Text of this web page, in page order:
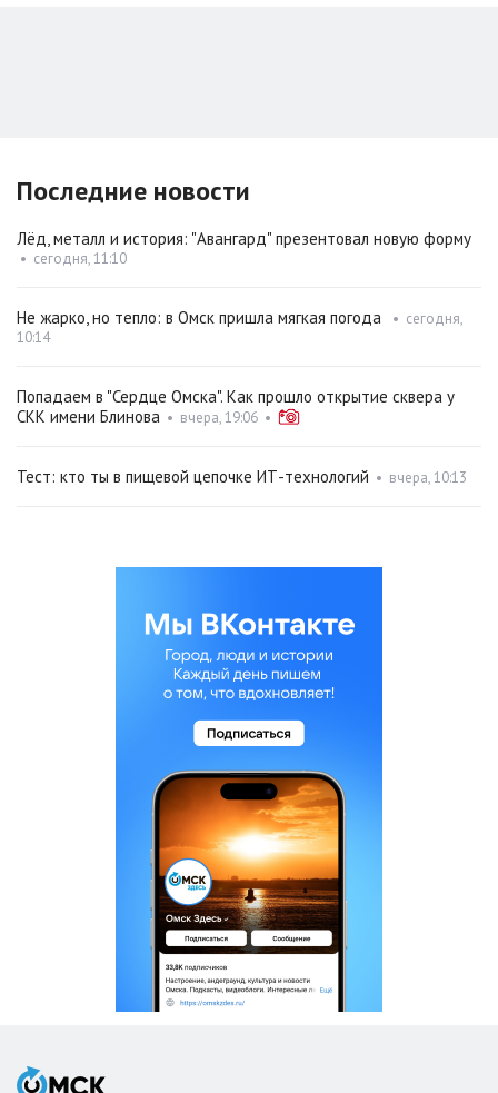
Последние новости
Лёд, металл и история: "Авангард" презентовал новую форму
• сегодня, 11:10
Не жарко, но тепло: в Омск пришла мягкая погода • сегодня,
10:14
Попадаем в "Сердце Омска". Как прошло открытие сквера у
СКК имени Блинова • вчера, 19:06 •
Тест: кто ты в пищевой цепочке ИТ-технологий • вчера, 10:13